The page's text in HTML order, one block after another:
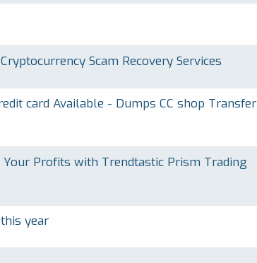
Scam Recovery Services
card Available - Dumps CC shop Transfer
Profits with Trendtastic Prism Trading
year